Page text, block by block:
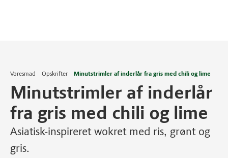
Voresmad Opskrifter Minutstrimler af inderlår fra gris med chili og lime
Minutstrimler af inderlår
fra gris med chili og lime
Asiatisk-inspireret wokret med ris, grønt og
gris.